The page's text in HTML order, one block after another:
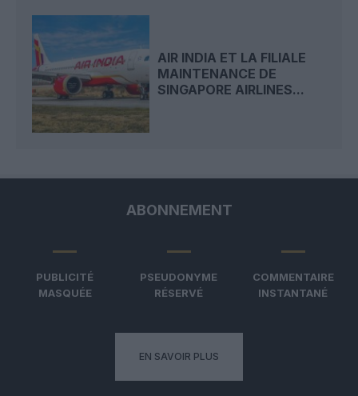
AIR INDIA ET LA FILIALE
MAINTENANCE DE
SINGAPORE AIRLINES...
ABONNEMENT
PUBLICITÉ
MASQUÉE
PSEUDONYME
RÉSERVÉ
COMMENTAIRE
INSTANTANÉ
EN SAVOIR PLUS